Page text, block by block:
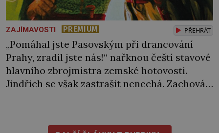
ZAJÍMAVOSTI PREMIUM PŘEHRÁT
„Pomáhal jste Pasovským při drancování
Prahy, zradil jste nás!“ nařknou čeští stavové
hlavního zbrojmistra zemské hotovosti.
Jindřich se však zastrašit nenechá. Zachová
stačily! Škola pro něj není. Jindřich Michal